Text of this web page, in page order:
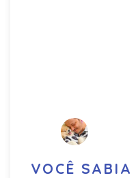
VOCÊ SABIA